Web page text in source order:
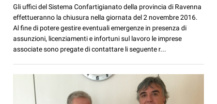
Gli uffici del Sistema Confartigianato della provincia di Ravenna
effettueranno la chiusura nella giornata del 2 novembre 2016.
Al fine di potere gestire eventuali emergenze in presenza di
assunzioni, licenziamenti e infortuni sul lavoro le imprese
associate sono pregate di contattare li seguente r...